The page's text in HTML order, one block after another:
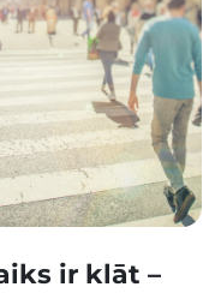
ir klāt –